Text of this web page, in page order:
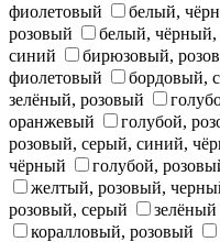
фиолетовый
белый,
розовый
белый, чёрный,
синий
бирюзовый,
фиолетовый
бордовый,
зелёный, розовый
оранжевый
голубой,
розовый, серый, синий,
чёрный
голубой,
желтый, розовый,
розовый, серый
зелёный
коралловый, розовый